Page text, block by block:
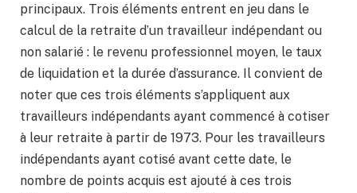
principaux. Trois éléments entrent en jeu dans le
calcul de la retraite d’un travailleur indépendant ou
non salarié : le revenu professionnel moyen, le taux
de liquidation et la durée d’assurance. Il convient de
noter que ces trois éléments s’appliquent aux
travailleurs indépendants ayant commencé à cotiser
à leur retraite à partir de 1973. Pour les travailleurs
indépendants ayant cotisé avant cette date, le
nombre de points acquis est ajouté à ces trois